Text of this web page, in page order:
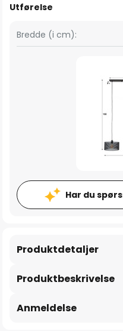
Utførelse
Bredde (i cm):
Har du
Produktbeskrivelse
Produktdetaljer
Anmeldelse